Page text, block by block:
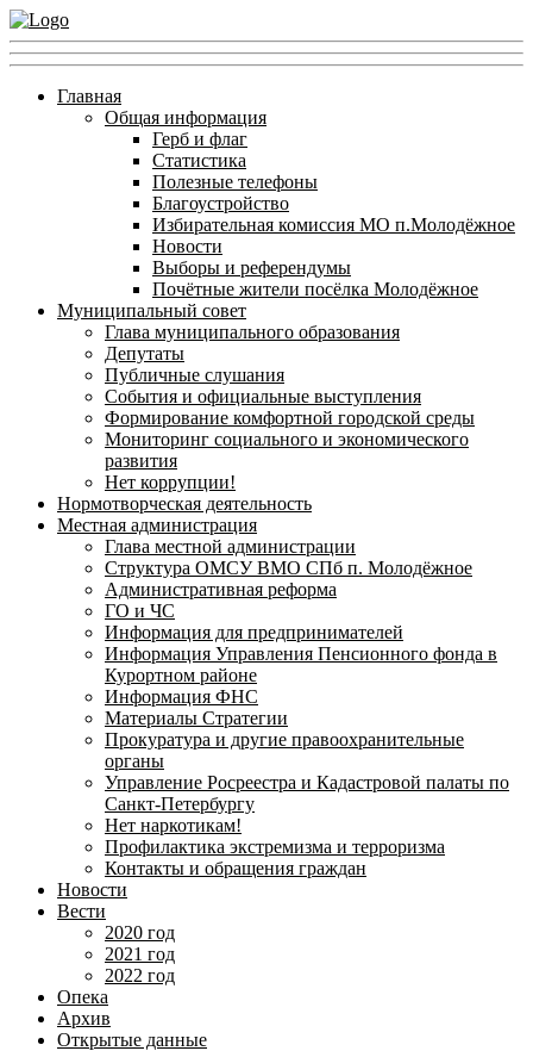
Главная
Общая информация
Герб и флаг
Статистика
Полезные телефоны
Благоустройство
Избирательная комиссия МО п.Молодёжное
Новости
Выборы и референдумы
Почётные жители посёлка Молодёжное
Муниципальный совет
Глава муниципального образования
Депутаты
Публичные слушания
События и официальные выступления
Формирование комфортной городской среды
Мониторинг социального и экономического
развития
Нет коррупции!
Нормотворческая деятельность
Местная администрация
Глава местной администрации
Структура ОМСУ ВМО СПб п. Молодёжное
Административная реформа
ГО и ЧС
Информация для предпринимателей
Информация Управления Пенсионного фонда в
Курортном районе
Информация ФНС
Материалы Стратегии
Прокуратура и другие правоохранительные
органы
Управление Росреестра и Кадастровой палаты по
Санкт-Петербургу
Нет наркотикам!
Профилактика экстремизма и терроризма
Контакты и обращения граждан
Новости
Вести
2020 год
2021 год
2022 год
Опека
Архив
Открытые данные